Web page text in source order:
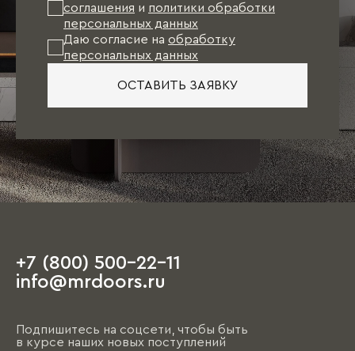
соглашения и политики обработки
персональных данных
Даю согласие на обработку
персональных данных
ОСТАВИТЬ ЗАЯВКУ
+7 (800) 500-22-11
info@mrdoors.ru
Подпишитесь на соцсети, чтобы быть
в курсе наших новых поступлений